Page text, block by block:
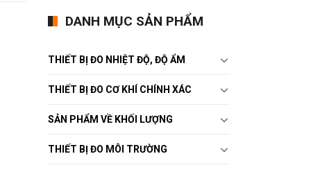
DANH MỤC SẢN PHẨM
THIẾT BỊ ĐO NHIỆT ĐỘ, ĐỘ ẨM
THIẾT BỊ ĐO CƠ KHÍ CHÍNH XÁC
SẢN PHẨM VỀ KHỐI LƯỢNG
THIẾT BỊ ĐO MÔI TRƯỜNG